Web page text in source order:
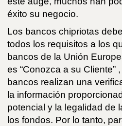
éxito su negocio.
Los bancos chipriotas
todos los requisitos a los
bancos de la Unión
es “Conozca a su Cliente”
bancos realizan una
la información
potencial y la legalidad de
los fondos. Por lo tanto,